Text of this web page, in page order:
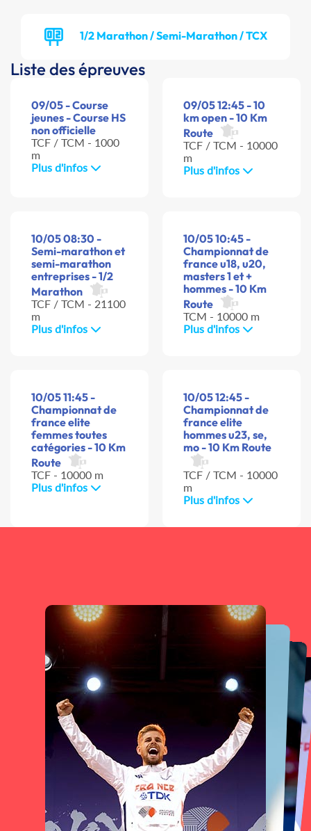
1/2 Marathon / Semi-Marathon / TCX
Liste des épreuves
09/05 - Course
jeunes - Course HS
non officielle
TCF / TCM - 1000
m
Plus d'infos
09/05 12:45 - 10
km open - 10 Km
Route
TCF / TCM - 10000
m
Plus d'infos
10/05 08:30 -
Semi-marathon et
semi-marathon
entreprises - 1/2
Marathon
TCF / TCM - 21100
m
Plus d'infos
10/05 10:45 -
Championnat de
france u18, u20,
masters 1 et +
hommes - 10 Km
Route
TCM - 10000 m
Plus d'infos
10/05 11:45 -
Championnat de
france elite
femmes toutes
catégories - 10 Km
Route
TCF - 10000 m
Plus d'infos
10/05 12:45 -
Championnat de
france elite
hommes u23, se,
mo - 10 Km Route
TCF / TCM - 10000
m
Plus d'infos